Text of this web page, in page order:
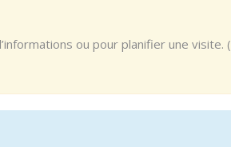
ou pour planifier une visite. (